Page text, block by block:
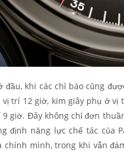
đầu, khi các chỉ báo cũng
trí 12 giờ, kim giây phụ ở
giờ. Đây không chỉ đơn
định năng lực chế tác của
chính mình, trong khi vẫn